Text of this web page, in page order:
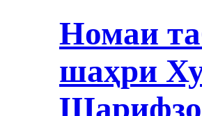
Номаи
шаҳри